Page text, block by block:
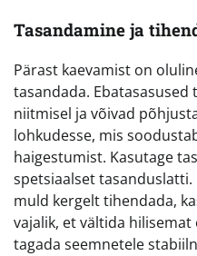
Tasandamine ja
Pärast kaevamist on
tasandada.
niitmisel ja võivad
lohkudesse, mis
haigestumist. Kasutage
spetsiaalset
muld kergelt tihendada,
vajalik, et vältida
tagada seemnetele